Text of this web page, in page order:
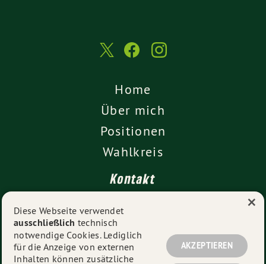
Home
Über mich
Positionen
Wahlkreis
Kontakt
Impressum
Datenschutz
Diese Webseite verwendet
ausschließlich technisch
notwendige Cookies. Lediglich
für die Anzeige von externen
Inhalten können zusätzliche
AKZEPTIEREN
×